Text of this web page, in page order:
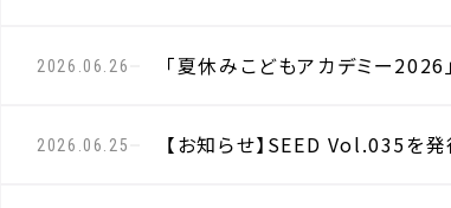
2026.06.26 「夏休みこどもアカデミー2026
2026.06.25 【お知らせ】SEED Vol.035を